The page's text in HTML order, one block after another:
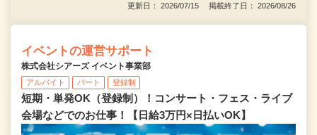
更新日： 2026/07/15 掲載終了日： 2026/08/26
イベントの運営サポート
株式会社シアーズ イベント事業部
アルバイト パート 登録制
短期・単発OK（登録制）！コンサート・フェス・ライブ
会場などでのお仕事！【日給3万円×日払いOK】